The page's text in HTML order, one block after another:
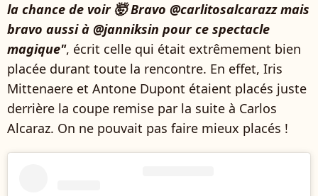
la chance de voir 🤯 Bravo @carlitosalcarazz mais
bravo aussi à @janniksin pour ce spectacle
magique", écrit celle qui était extrêmement bien
placée durant toute la rencontre. En effet, Iris
Mittenaere et Antone Dupont étaient placés juste
derrière la coupe remise par la suite à Carlos
Alcaraz. On ne pouvait pas faire mieux placés !